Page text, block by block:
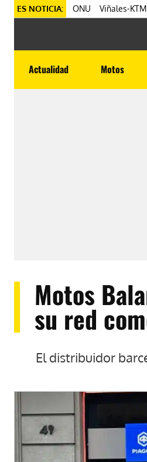
ES NOTICIA: ONU Viñales-KTM
Actualidad Motos
Motos
su red
El distribuidor